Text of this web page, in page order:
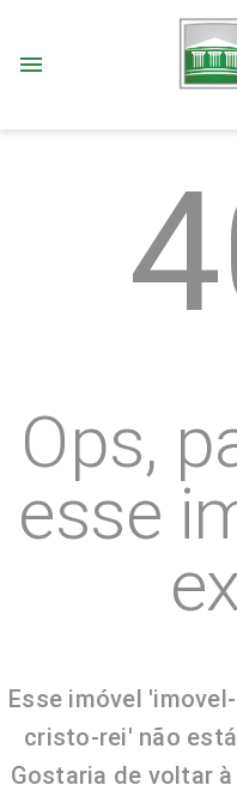
menu
Ops,
esse
Esse imóvel
cristo-rei' não
Gostaria de voltar